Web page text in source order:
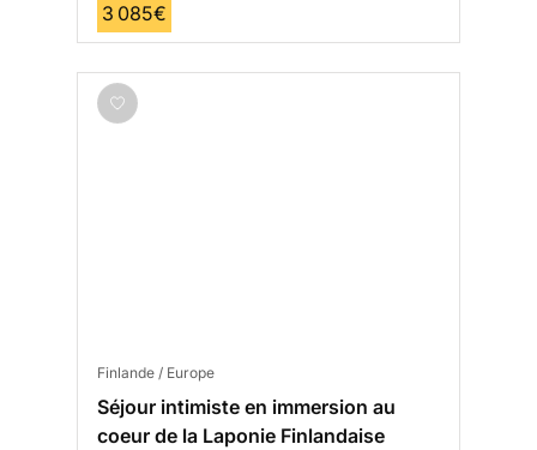
3 085€
Finlande / Europe
Séjour intimiste en immersion au
coeur de la Laponie Finlandaise